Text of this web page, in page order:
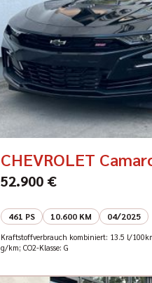
CHEVROLET
52.900 €
461 PS 10.600 KM 04/2025
Kraftstoffverbrauch kombiniert: 13.5 l/
g/km; CO2-Klasse: G